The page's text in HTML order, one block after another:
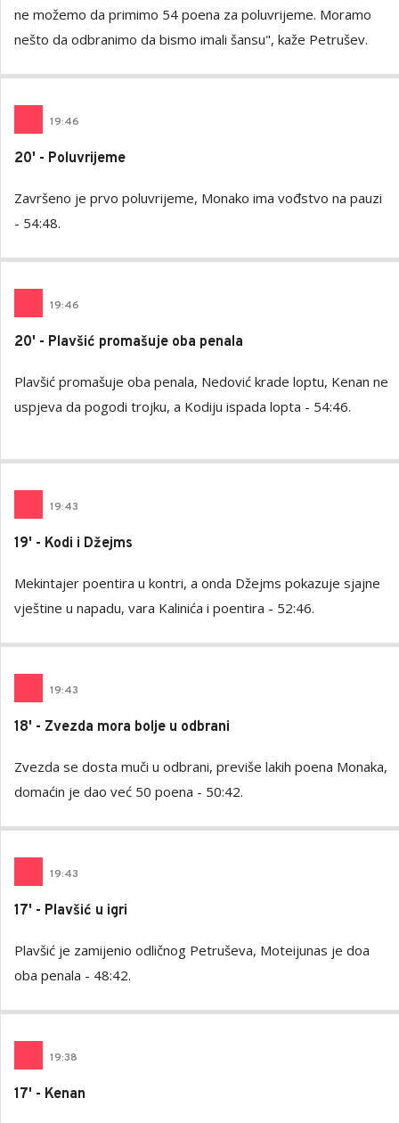
ne možemo da primimo 54 poena za poluvrijeme. Moramo
nešto da odbranimo da bismo imali šansu", kaže Petrušev.
19:46
20' - Poluvrijeme
Završeno je prvo poluvrijeme, Monako ima vođstvo na pauzi
- 54:48.
19:46
20' - Plavšić promašuje oba penala
Plavšić promašuje oba penala, Nedović krade loptu, Kenan ne
uspjeva da pogodi trojku, a Kodiju ispada lopta - 54:46.
19:43
19' - Kodi i Džejms
Mekintajer poentira u kontri, a onda Džejms pokazuje sjajne
vještine u napadu, vara Kalinića i poentira - 52:46.
19:43
18' - Zvezda mora bolje u odbrani
Zvezda se dosta muči u odbrani, previše lakih poena Monaka,
domaćin je dao već 50 poena - 50:42.
19:43
17' - Plavšić u igri
Plavšić je zamijenio odličnog Petruševa, Moteijunas je doa
oba penala - 48:42.
19:38
17' - Kenan